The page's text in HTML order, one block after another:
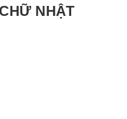
NHẬT